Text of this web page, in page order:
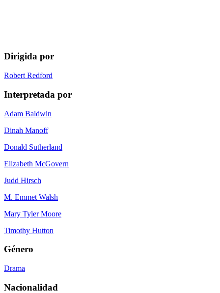
Dirigida por
Robert Redford
Interpretada por
Adam Baldwin
Dinah Manoff
Donald Sutherland
Elizabeth McGovern
Judd Hirsch
M. Emmet Walsh
Mary Tyler Moore
Timothy Hutton
Género
Drama
Nacionalidad